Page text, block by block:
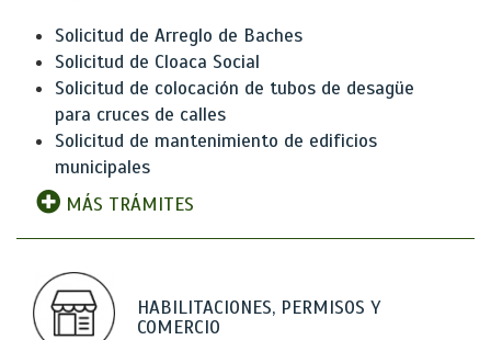
Solicitud de Arreglo de Baches
Solicitud de Cloaca Social
Solicitud de colocación de tubos de desagüe
para cruces de calles
Solicitud de mantenimiento de edificios
municipales
MÁS TRÁMITES
HABILITACIONES, PERMISOS Y
COMERCIO